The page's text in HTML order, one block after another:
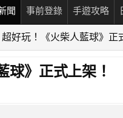
聞 事前登錄 手遊攻略
超好玩！《火柴人藍球》正
球》正式上架！